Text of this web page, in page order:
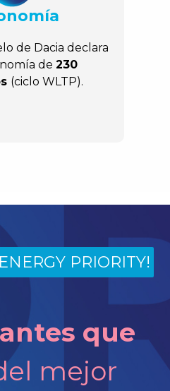
de Dacia declara
de 230
(ciclo WLTP).
PRIORITY!
antes que
mejor